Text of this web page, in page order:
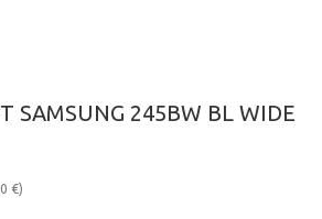
SAMSUNG 245BW BL WIDE
€)